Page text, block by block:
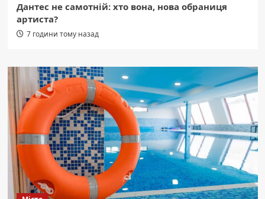
Дантес не самотній: хто вона, нова обраниця
артиста?
7 години тому назад